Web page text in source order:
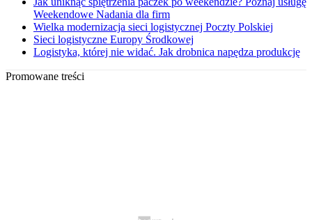
Weekendowe Nadania dla firm
Wielka modernizacja sieci logistycznej Poczty Polskiej
Sieci logistyczne Europy Środkowej
Logistyka, której nie widać. Jak drobnica napędza produkcję
Promowane treści